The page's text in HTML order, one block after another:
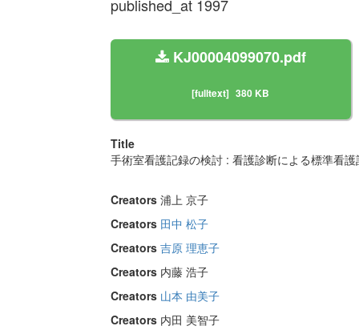
published_at 1997
KJ00004099070.pdf
[fulltext] 380 KB
Title
手術室看護記録の検討 : 看護診断による標準看
Creators 浦上 京子
Creators 田中 松子
Creators 吉原 理恵子
Creators 内藤 浩子
Creators 山本 由美子
Creators 内田 美智子